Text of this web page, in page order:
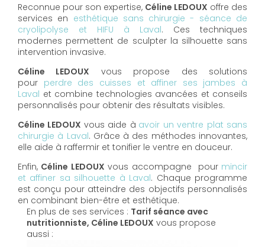
Reconnue pour son expertise, Céline LEDOUX offre des
services en esthétique sans chirurgie - séance de
cryolipolyse et HIFU à Laval. Ces techniques
modernes permettent de sculpter la silhouette sans
intervention invasive.
Céline LEDOUX vous propose des solutions
pour perdre des cuisses et affiner ses jambes à
Laval et combine technologies avancées et conseils
personnalisés pour obtenir des résultats visibles.
Céline LEDOUX vous aide à avoir un ventre plat sans
chirurgie à Laval. Grâce à des méthodes innovantes,
elle aide à raffermir et tonifier le ventre en douceur.
Enfin, Céline LEDOUX vous accompagne pour mincir
et affiner sa silhouette à Laval. Chaque programme
est conçu pour atteindre des objectifs personnalisés
en combinant bien-être et esthétique.
En plus de ses services : Tarif séance avec
nutritionniste, Céline LEDOUX vous propose
aussi :